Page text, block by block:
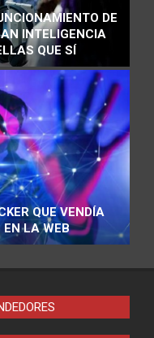
DE
INTELIGENCIA
QUE SÍ
QUE VENDÍA
EN LA WEB